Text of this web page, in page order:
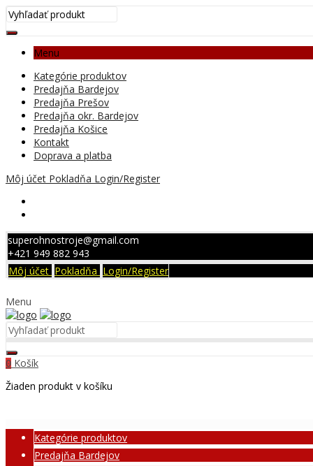
Menu
Kategórie produktov
Predajňa Bardejov
Predajňa Prešov
Predajňa okr. Bardejov
Predajňa Košice
Kontakt
Doprava a platba
Môj účet Pokladňa Login/Register
superohnostroje@gmail.com
+421 949 882 943
Môj účet Pokladňa Login/Register
Menu
0 Košík
Žiaden produkt v košíku
Kategórie produktov
Predajňa Bardejov